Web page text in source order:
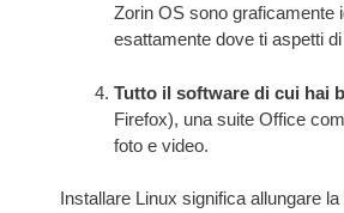
Zorin OS sono graficamente
esattamente dove ti aspetti
Tutto il software di cui hai
Firefox), una suite Office
foto e video.
Installare Linux significa allungare